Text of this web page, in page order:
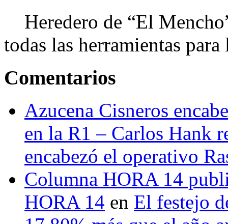
Heredero de “El
todas las herramientas
Comentarios
Azucena Cisneros
en la R1 – Carlos Hank
encabezó el operativo
Columna HORA 14
HORA 14 en El festejo